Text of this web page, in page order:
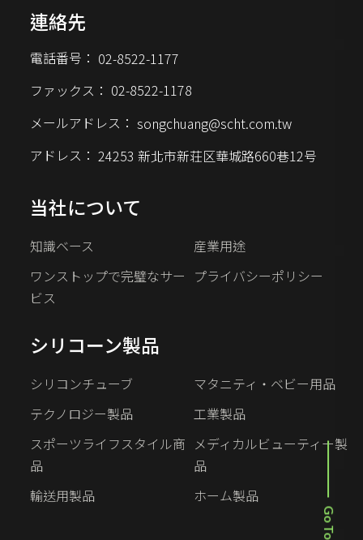
連絡先
電話番号： 02-8522-1177
ファックス： 02-8522-1178
メールアドレス： songchuang@scht.com.tw
アドレス： 24253 新北市新荘区華城路660巷12号
当社について
知識ベース
産業用途
ワンストップで完璧なサー
ビス
プライバシーポリシー
シリコーン製品
シリコンチューブ
マタニティ・ベビー用品
テクノロジー製品
工業製品
スポーツライフスタイル商
品
メディカルビューティー製
品
輸送用製品
ホーム製品